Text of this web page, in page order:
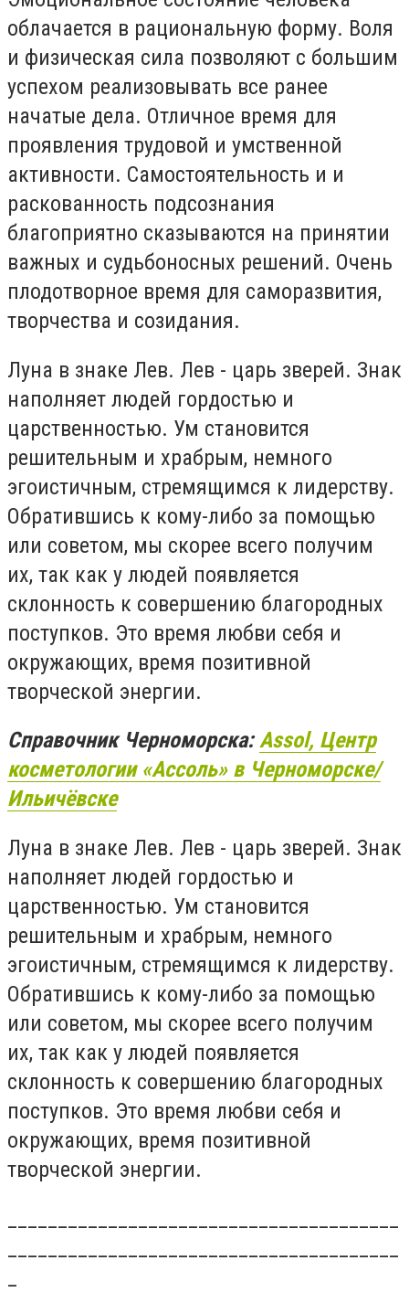
облачается в рациональную форму. Воля
и физическая сила позволяют с большим
успехом реализовывать все ранее
начатые дела. Отличное время для
проявления трудовой и умственной
активности. Самостоятельность и и
раскованность подсознания
благоприятно сказываются на принятии
важных и судьбоносных решений. Очень
плодотворное время для саморазвития,
творчества и созидания.
Луна в знаке Лев. Лев - царь зверей. Знак
наполняет людей гордостью и
царственностью. Ум становится
решительным и храбрым, немного
эгоистичным, стремящимся к лидерству.
Обратившись к кому-либо за помощью
или советом, мы скорее всего получим
их, так как у людей появляется
склонность к совершению благородных
поступков. Это время любви себя и
окружающих, время позитивной
творческой энергии.
Справочник Черноморска:Assol, Центр
косметологии «Ассоль» в Черноморске/
Ильичёвске
Луна в знаке Лев. Лев - царь зверей. Знак
наполняет людей гордостью и
царственностью. Ум становится
решительным и храбрым, немного
эгоистичным, стремящимся к лидерству.
Обратившись к кому-либо за помощью
или советом, мы скорее всего получим
их, так как у людей появляется
склонность к совершению благородных
поступков. Это время любви себя и
окружающих, время позитивной
творческой энергии.